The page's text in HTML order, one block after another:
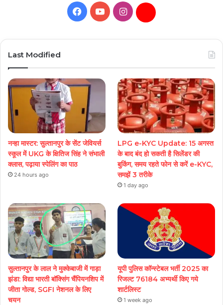
Facebook
YouTubeInstagramDaily
Last Modified
नन्हा मास्टर: सुल्तानपुर के सेंट जेवियर्स
स्कूल में UKG के क्षितिज सिंह ने संभाली
क्लास, पढ़ाया स्पेलिंग का पाठ
24 hours ago
LPG e-KYC Update: 15 अगस्त
के बाद बंद हो सकती है सिलेंडर की
बुकिंग, समय रहते फोन से करें e-KYC,
समझें 3 तरीके
1 day ago
सुल्तानपुर के लाल ने मुक्केबाजी में गाड़ा
झंडा: विद्या भारती बॉक्सिंग चैंपियनशिप में
जीता गोल्ड, SGFI नेशनल के लिए
चयन
यूपी पुलिस कॉन्स्टेबल भर्ती 2025 का
रिजल्ट 76184 अभ्यर्थी किए गये
शार्टलिस्ट
1 week ago